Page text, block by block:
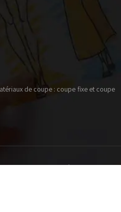
de coupe : coupe fixe et coupe
pour décrocher un